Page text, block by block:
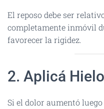
El reposo debe ser
completamente inmóvil
favorecer la rigidez.
2. Aplicá Hielo
Si el dolor aumentó